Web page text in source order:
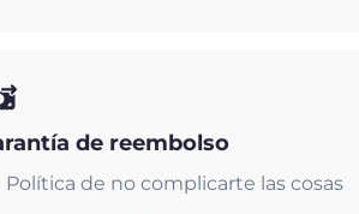
de reembolso
Política de no complicarte las cosas